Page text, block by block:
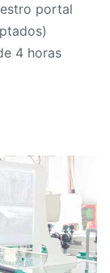
portal
4 horas